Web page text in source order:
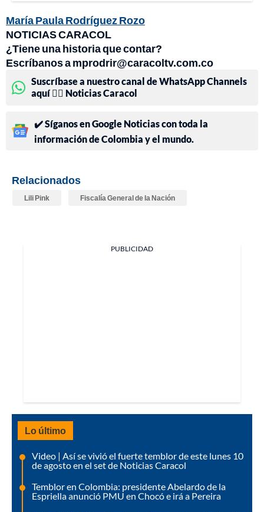
María Paula Rodríguez Rozo
NOTICIAS CARACOL
¿Tiene una historia que contar?
Escríbanos a mprodrir@caracoltv.com.co
Suscríbase a nuestro canal de WhatsApp Channels
aquí 👉🏻 Noticias Caracol
✔️ Síganos en Google Noticias con toda la
información de Colombia y el mundo.
Relacionados
Lili Pink Fiscalía General de la Nación
PUBLICIDAD
Lo último
Video | Así se vivió el fuerte temblor de este lunes 10
de agosto en el set de Noticias Caracol
Temblor en Colombia: presidente Abelardo de la
Espriella anunció PMU en Chocó e irá a Pereira